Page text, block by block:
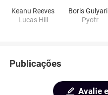
Keanu Reeves
Lucas Hill
Boris
Pyotr
Publicações
Avalie